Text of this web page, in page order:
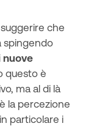
che
spingendo
nuove
questo è
ma al di là
la percezione
particolare i